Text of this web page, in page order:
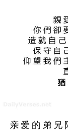
亲 爱 的 弟 兄